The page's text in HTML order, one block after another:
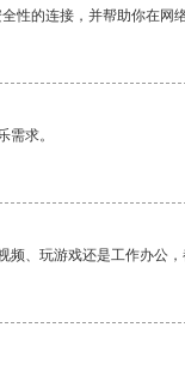
性的连接，并帮助你在网
求。
、玩游戏还是工作办公